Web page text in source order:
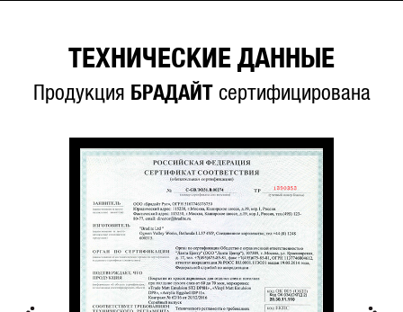
ТЕХНИЧЕСКИЕ ДАННЫЕ
Продукция БРАДАЙТсертифицирована